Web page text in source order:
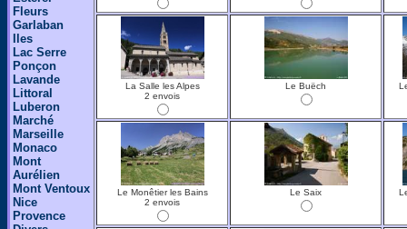
Fleurs
Garlaban
Iles
Lac Serre
Ponçon
Lavande
Littoral
Luberon
Marché
Marseille
Monaco
Mont
Aurélien
Mont Ventoux
Nice
Provence
La Salle les Alpes
2 envois
Le Buëch
Le Monêtier les Bains
2 envois
Le Saix